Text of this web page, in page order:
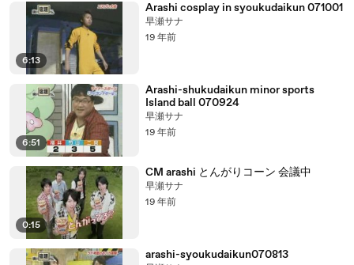
6:13
Arashi cosplay in syoukudaikun 071001
早瀬サナ
19 年前
6:51
Arashi-shukudaikun minor sports
Island ball 070924
早瀬サナ
19 年前
0:15
CM arashi とんがりコーン 会議中
早瀬サナ
19 年前
arashi-syoukudaikun070813